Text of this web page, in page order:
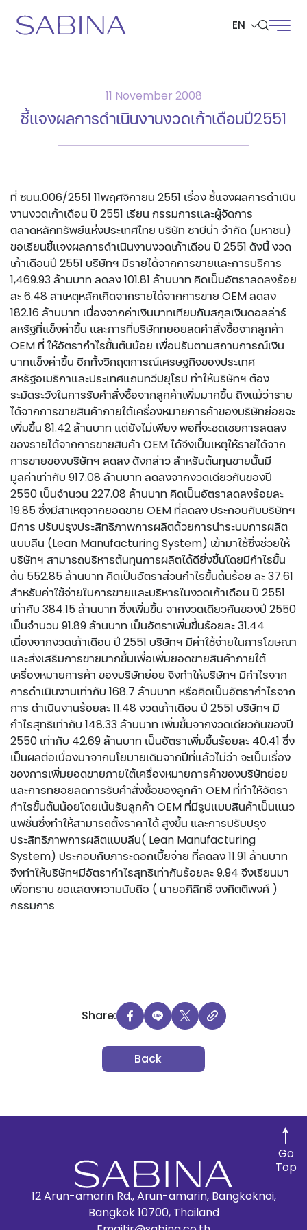
EN
11 November 2008
ชี้แจงผลการดำเนินงานงวดเก้าเดือนปี2551
ที่ ซบน.006/2551 11พฤศจิกายน 2551 เรื่อง ชี้แจงผลการดำเนิน
งานงวดเก้าเดือน ปี 2551 เรียน กรรมการและผู้จัดการ
ตลาดหลักทรัพย์แห่งประเทศไทย บริษัท ซาบีน่า จำกัด (มหาชน)
ขอเรียนชี้แจงผลการดำเนินงานงวดเก้าเดือน ปี 2551 ดังนี้ งวด
เก้าเดือนปี 2551 บริษัทฯ มีรายได้จากการขายและการบริการ
1,469.93 ล้านบาท ลดลง 101.81 ล้านบาท คิดเป็นอัตราลดลงร้อย
ละ 6.48 สาเหตุหลักเกิดจากรายได้จากการขาย OEM ลดลง
182.16 ล้านบาท เนื่องจากค่าเงินบาทเทียบกับสกุลเงินดอลล่าร์
สหรัฐที่แข็งค่าขี้น และการที่บริษัททยอยลดคำสั่งซื้อจากลูกค้า
OEM ที่ ให้อัตรากำไรขั้นต้นน้อย เพื่อปรับตามสถานการณ์เงิน
บาทแข็งค่าขึ้น อีกทั้งวิกฤตการณ์เศรษฐกิจของประเทศ
สหรัฐอเมริกาและประเทศแถบทวีปยุโรป ทำให้บริษัทฯ ต้อง
ระมัดระวังในการรับคำสั่งซื้อจากลูกค้าเพิ่มมากขึ้น ถึงแม้ว่าราย
ได้จากการขายสินค้าภายใต้เครื่องหมายการค้าของบริษัทย่อยจะ
เพิ่มขึ้น 81.42 ล้านบาท แต่ยังไม่เพียง พอที่จะชดเชยการลดลง
ของรายได้จากการขายสินค้า OEM ได้จึงเป็นเหตุให้รายได้จาก
การขายของบริษัทฯ ลดลง ดังกล่าว สำหรับต้นทุนขายนั้นมี
มูลค่าเท่ากับ 917.08 ล้านบาท ลดลงจากงวดเดียวกันของปี
2550 เป็นจำนวน 227.08 ล้านบาท คิดเป็นอัตราลดลงร้อยละ
19.85 ซึ่งมีสาเหตุจากยอดขาย OEM ที่ลดลง ประกอบกับบริษัทฯ
มีการ ปรับปรุงประสิทธิภาพการผลิตด้วยการนำระบบการผลิต
แบบลีน (Lean Manufacturing System) เข้ามาใช้ซึ่งช่วยให้
บริษัทฯ สามารถบริหารต้นทุนการผลิตได้ดียิ่งขึ้นโดยมีกำไรขั้น
ต้น 552.85 ล้านบาท คิดเป็นอัตราส่วนกำไรขั้นต้นร้อย ละ 37.61
สำหรับค่าใช้จ่ายในการขายและบริหารในงวดเก้าเดือน ปี 2551
เท่ากับ 384.15 ล้านบาท ซึ่งเพิ่มขึ้น จากงวดเดียวกันของปี 2550
เป็นจำนวน 91.89 ล้านบาท เป็นอัตราเพิ่มขึ้นร้อยละ 31.44
เนื่องจากงวดเก้าเดือน ปี 2551 บริษัทฯ มีค่าใช้จ่ายในการโฆษณา
และส่งเสริมการขายมากขึ้นเพื่อเพิ่มยอดขายสินค้าภายใต้
เครื่องหมายการค้า ของบริษัทย่อย จึงทำให้บริษัทฯ มีกำไรจาก
การดำเนินงานเท่ากับ 168.7 ล้านบาท หรือคิดเป็นอัตรากำไรจาก
การ ดำเนินงานร้อยละ 11.48 งวดเก้าเดือน ปี 2551 บริษัทฯ มี
กำไรสุทธิเท่ากับ 148.33 ล้านบาท เพิ่มขึ้นจากงวดเดียวกันของปี
2550 เท่ากับ 42.69 ล้านบาท เป็นอัตราเพิ่มขึ้นร้อยละ 40.41 ซึ่ง
เป็นผลต่อเนื่องมาจากนโยบายเดิมจากปีที่แล้วไม่ว่า จะเป็นเรื่อง
ของการเพิ่มยอดขายภายใต้เครื่องหมายการค้าของบริษัทย่อย
และการทยอยลดการรับคำสั่งซื้อของลูกค้า OEM ที่ทำให้อัตรา
กำไรขั้นต้นน้อยโดยเน้นรับลูกค้า OEM ที่มีรูปแบบสินค้าเป็นแนว
แฟชั่นซึ่งทำให้สามารถตั้งราคาได้ สูงขึ้น และการปรับปรุง
ประสิทธิภาพการผลิตแบบลีน( Lean Manufacturing
System) ประกอบกับภาระดอกเบี้ยจ่าย ที่ลดลง 11.91 ล้านบาท
จึงทำให้บริษัทฯมีอัตรากำไรสุทธิเท่ากับร้อยละ 9.94 จึงเรียนมา
เพื่อทราบ ขอแสดงความนับถือ ( นายอภิสิทธิ์ จงกิตติพงศ์ )
กรรมการ
Back
Share:
12 Arun-amarin Rd., Arun-amarin, Bangkoknoi,
Bangkok 10700, Thailand
Go
Top